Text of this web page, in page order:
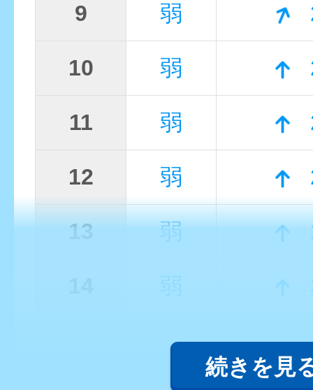
9 弱
10 弱
11 弱
12 弱
13 弱
弱
続きを見